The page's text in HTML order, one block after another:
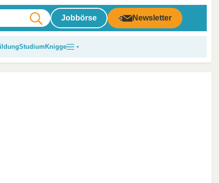
Jobbörse Newsletter
Studium Knigge